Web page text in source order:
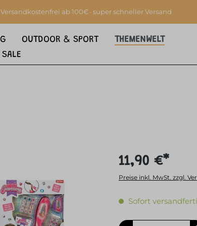
ab 100€ · super schneller Versand
OUTDOOR & SPORT
THEMENWELT
SALE
11,90 €*
Preise inkl. MwSt. zzgl.
Sofort